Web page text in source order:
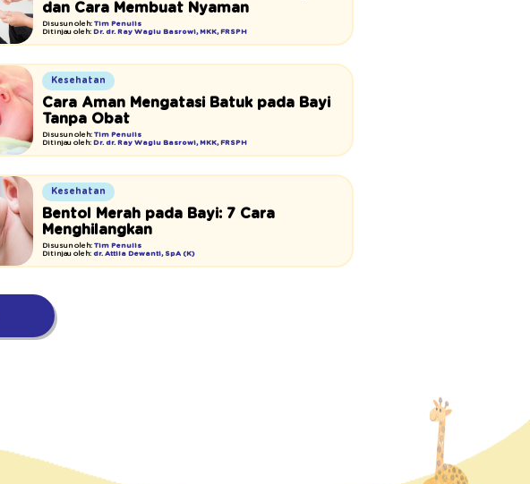
dan Cara Membuat Nyaman
Disusun oleh: Tim Penulis
Ditinjau oleh: Dr. dr. Ray Wagiu Basrowi, MKK, FRSPH
Kesehatan
Cara Aman Mengatasi Batuk pada Bayi
Tanpa Obat
Disusun oleh: Tim Penulis
Ditinjau oleh: Dr. dr. Ray Wagiu Basrowi, MKK, FRSPH
Kesehatan
Bentol Merah pada Bayi: 7 Cara
Menghilangkan
Disusun oleh: Tim Penulis
Ditinjau oleh: dr. Attila Dewanti, SpA (K)